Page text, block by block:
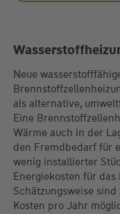
Neue
als alternative,
Eine
Wärme auch in der
den Fremdbedarf für
wenig installierter
Energiekosten für
Schätzungsweise sind
Kosten pro Jahr